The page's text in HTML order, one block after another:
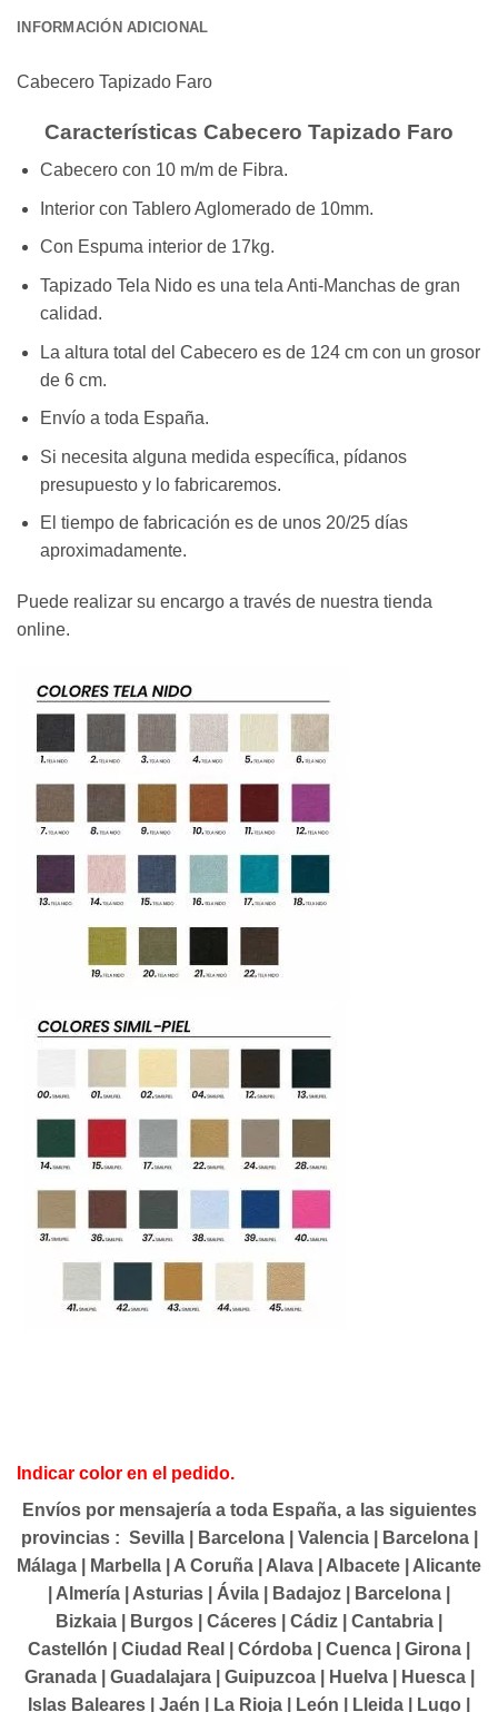
INFORMACIÓN ADICIONAL
Cabecero Tapizado Faro
Características Cabecero Tapizado Faro
Cabecero con 10 m/m de Fibra.
Interior con Tablero Aglomerado de 10mm.
Con Espuma interior de 17kg.
Tapizado Tela Nido es una tela Anti-Manchas de gran
calidad.
La altura total del Cabecero es de 124 cm con un grosor
de 6 cm.
Envío a toda España.
Si necesita alguna medida específica, pídanos
presupuesto y lo fabricaremos.
El tiempo de fabricación es de unos 20/25 días
aproximadamente.
Puede realizar su encargo a través de nuestra tienda
online.
Indicar color en el pedido.
Envíos por mensajería a toda España, a las siguientes
provincias : Sevilla | Barcelona | Valencia | Barcelona |
Málaga | Marbella | A Coruña | Alava | Albacete | Alicante
| Almería | Asturias | Ávila | Badajoz | Barcelona |
Bizkaia | Burgos | Cáceres | Cádiz | Cantabria |
Castellón | Ciudad Real | Córdoba | Cuenca | Girona |
Granada | Guadalajara | Guipuzcoa | Huelva | Huesca |
Islas Baleares | Jaén | La Rioja | León | Lleida | Lugo |